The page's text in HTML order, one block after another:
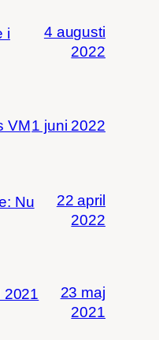
i
4 augusti
2022
VM1 juni 2022
Nu
22 april
2022
2021
23 maj
2021